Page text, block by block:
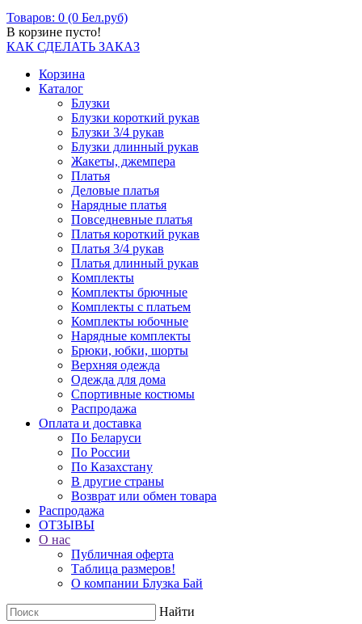
Товаров: 0 (0 Бел.руб)
В корзине пусто!
КАК СДЕЛАТЬ ЗАКАЗ
Корзина
Каталог
Блузки
Блузки короткий рукав
Блузки 3/4 рукав
Блузки длинный рукав
Жакеты, джемпера
Платья
Деловые платья
Нарядные платья
Повседневные платья
Платья короткий рукав
Платья 3/4 рукав
Платья длинный рукав
Комплекты
Комплекты брючные
Комплекты с платьем
Комплекты юбочные
Нарядные комплекты
Брюки, юбки, шорты
Верхняя одежда
Одежда для дома
Спортивные костюмы
Распродажа
Оплата и доставка
По Беларуси
По России
По Казахстану
В другие страны
Возврат или обмен товара
Распродажа
ОТЗЫВЫ
О нас
Публичная оферта
Таблица размеров!
О компании Блузка Бай
Найти